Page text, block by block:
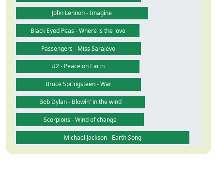
John Lennon - Imagine
Black Eyed Peas - Where is the love
Passengers - Miss Sarajevo
U2 - Peace on Earth
Bruce Springsteen - War
Bob Dylan - Blowin' in the wind
Scorpions - Wind of change
Michael Jackson - Earth Song